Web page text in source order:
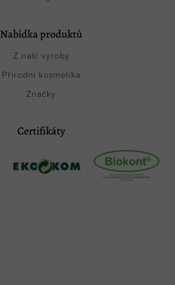
Nabídka produktů
Z naší výroby
Přírodní kosmetika
Značky
Certifikáty